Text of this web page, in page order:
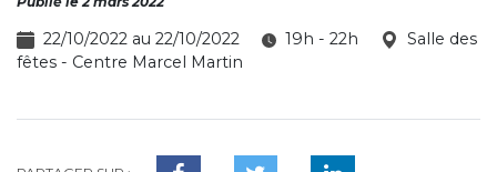
22/10/2022 au 22/10/2022 19h - 22h
Salle des
fêtes - Centre Marcel Martin